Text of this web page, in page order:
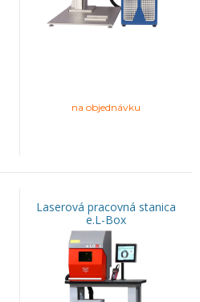
na objednávku
Laserová pracovná stanica
e.L-Box